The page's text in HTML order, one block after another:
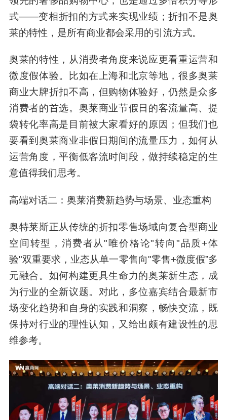
式——变相折扣的方式来实现业绩；折扣不是奥
莱的特性，是所有商业都会采用的引流方式。
奥莱的特性，从消费者角度来说应更看重运营和
微度假体验。比如在上海和北京等地，很多奥莱
商业大牌折扣不高，但购物体验好，仍然是众多
消费者的首选。奥莱商业节假日的客流量高、提
袋转化率高是目前被大家看好的原因；但我们也
要看到奥莱商业非假日期间的流量压力，如何从
运营角度，平衡低客流时间段，做持续稳定的生
意值得我们思考。
高端对话二：奥莱消费新趋势与场景、业态重构
奥特莱斯正从传统的折扣零售场域向复合型商业
空间转型，消费者从"唯价格论"转向"品质+体
验"双重要求，业态从单一零售向"零售+微度假”多
元融合。如何构建更具生命力的奥莱新生态，成
为行业的全新议题。对此，多位嘉宾结合最新市
场变化趋势和自身的实践和洞察，畅快交流，既
保持对行业的理性认知，又给出颇有建设性的思
维参考。